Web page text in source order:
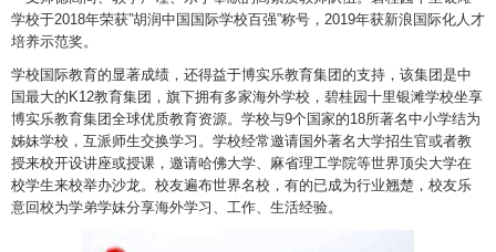
学校于2018年荣获”胡润中国国际学校百强”称号，2019年获新浪国际化人才
培养示范奖。
学校国际教育的显著成绩，还得益于博实乐教育集团的支持，该集团是中
国最大的K12教育集团，旗下拥有多家海外学校，碧桂园十里银滩学校坐享
博实乐教育集团全球优质教育资源。学校与9个国家的18所著名中小学结为
姊妹学校，互派师生交换学习。学校经常邀请国外著名大学招生官或者教
授来校开设讲座或授课，邀请哈佛大学、麻省理工学院等世界顶尖大学在
校学生来校举办沙龙。校友遍布世界名校，有的已成为行业翘楚，校友乐
意回校为学弟学妹分享海外学习、工作、生活经验。